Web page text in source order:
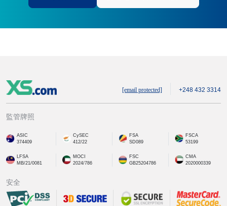
[email protected] +248 432 3314
監管牌照
ASIC
374409
CySEC
412/22
FSA
SD089
FSCA
53199
LFSA
MB/21/0081
MOCI
2024/786
FSC
GB25204786
CMA
2020000339
安全